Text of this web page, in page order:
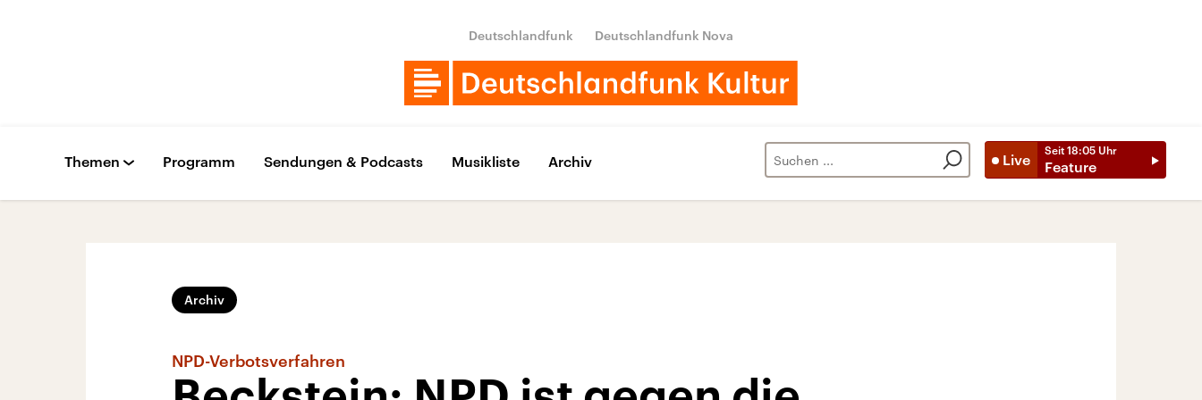
Deutschlandfunk Deutschlandfunk Nova
Live
Seit 18:05 Uhr
Feature
Themen Programm Sendungen & Podcasts Musikliste Archiv
Archiv
NPD-Verbotsverfahren